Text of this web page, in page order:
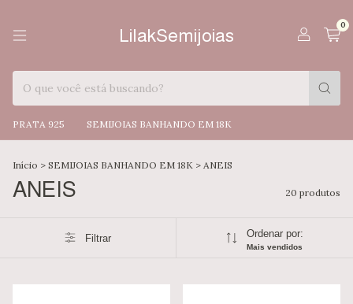
LilakSemijoias
0
PRATA 925 SEMIJOIAS BANHANDO EM 18K
Início > SEMIJOIAS BANHANDO EM 18K > ANEIS
ANEIS 20 produtos
Filtrar Ordenar por:
Mais vendidos